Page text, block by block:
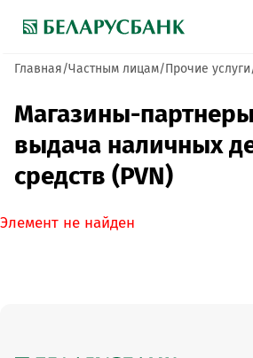
Главная Частным лицам Прочие услуги
Магазины-
выдача наличных
средств (PVN)
Элемент не найден